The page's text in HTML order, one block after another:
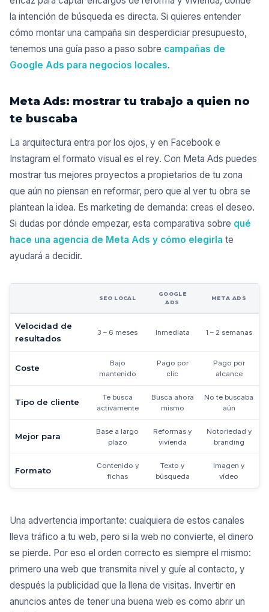
la intención de búsqueda es directa. Si quieres entender
cómo montar una campaña sin desperdiciar presupuesto,
tenemos una guía paso a paso sobre campañas de
Google Ads para negocios locales.
Meta Ads: mostrar tu trabajo a quien no
te buscaba
La arquitectura entra por los ojos, y en Facebook e
Instagram el formato visual es el rey. Con Meta Ads puedes
mostrar tus mejores proyectos a propietarios de tu zona
que aún no piensan en reformar, pero que al ver tu obra se
plantean la idea. Es marketing de demanda: creas el deseo.
Si dudas por dónde empezar, esta comparativa sobre qué
hace una agencia de Meta Ads y cómo elegirla te
ayudará a decidir.
SEO LOCAL
GOOGLE
ADS
META ADS
Velocidad de
resultados
3 – 6 meses Inmediata 1 – 2 semanas
Coste
Bajo
mantenido
Pago por
clic
Pago por
alcance
Tipo de cliente
Te busca
activamente
Busca ahora
mismo
No te buscaba
aún
Mejor para
Base a largo
plazo
Reformas y
vivienda
Notoriedad y
branding
Formato
Contenido y
fichas
Texto y
búsqueda
Imagen y
vídeo
Una advertencia importante: cualquiera de estos canales
lleva tráfico a tu web, pero si la web no convierte, el dinero
se pierde. Por eso el orden correcto es siempre el mismo:
primero una web que transmita nivel y guíe al contacto, y
después la publicidad que la llena de visitas. Invertir en
anuncios antes de tener una buena web es como abrir un